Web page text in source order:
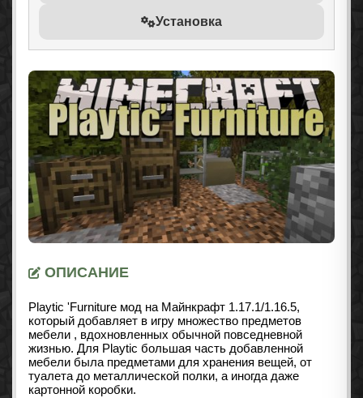
Установка
ОПИСАНИЕ
Playtic 'Furniture мод на Майнкрафт 1.17.1/1.16.5,
который добавляет в игру множество предметов
мебели , вдохновленных обычной повседневной
жизнью. Для Playtic большая часть добавленной
мебели была предметами для хранения вещей, от
туалета до металлической полки, а иногда даже
картонной коробки.